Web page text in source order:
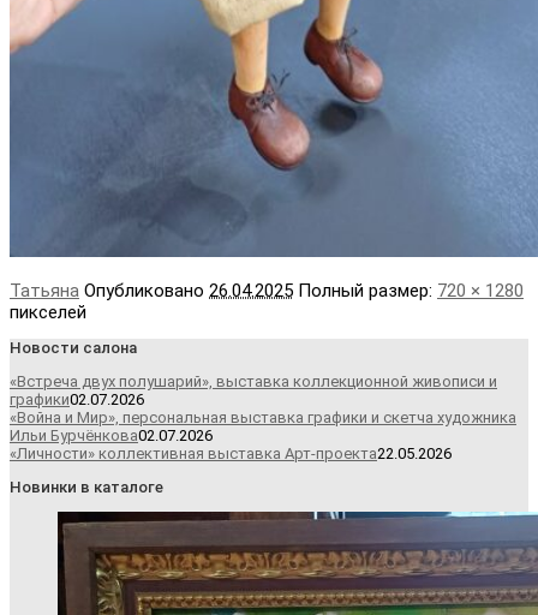
Татьяна Опубликовано 26.04.2025 Полный размер: 720 × 1280
пикселей
Новости салона
«Встреча двух полушарий», выставка коллекционной живописи и
графики02.07.2026
«Война и Мир», персональная выставка графики и скетча художника
Ильи Бурчёнкова02.07.2026
«Личности» коллективная выставка Арт-проекта22.05.2026
Новинки в каталоге